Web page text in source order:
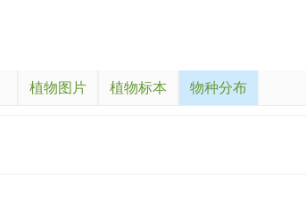
植物图片 植物标本 物种分布